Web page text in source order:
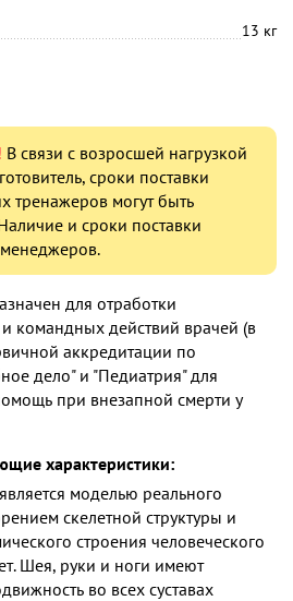
13 кг
В связи с возросшей нагрузкой
сроки поставки
тренажеров могут быть
и сроки поставки
менеджеров.
для отработки
командных действий врачей (в
аккредитации по
дело" и "Педиатрия" для
при внезапной смерти у
характеристики:
моделью реального
скелетной структуры и
строения человеческого
Шея, руки и ноги имеют
во всех суставах